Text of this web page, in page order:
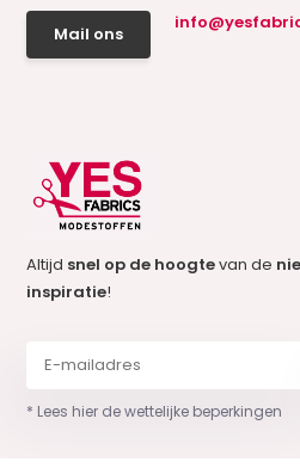
Mail ons
Altijd snel op de hoogtevan de
inspiratie!
* Lees hier de wettelijke beperkingen